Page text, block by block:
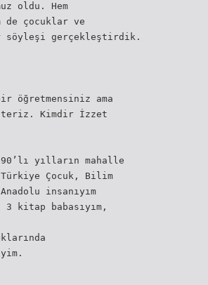
oldu. Hem
de çocuklar ve
gerçekleştirdik.
öğretmensiniz ama
Kimdir İzzet
yılların mahalle
Türkiye Çocuk, Bilim
insanıyım
kitap babasıyım,